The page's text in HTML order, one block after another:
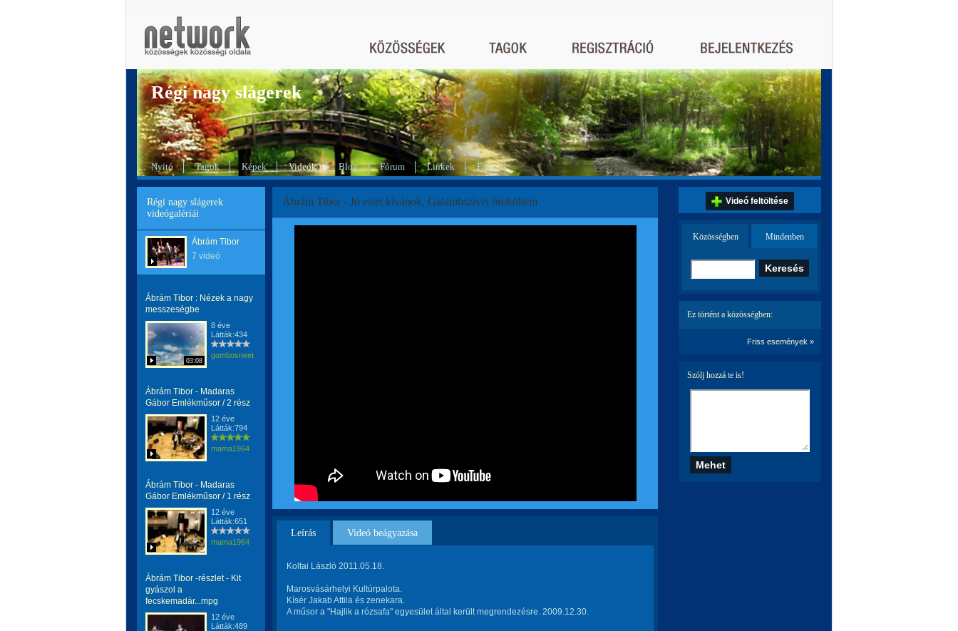
Régi nagy slágerek
Nyitó Tagok Képek Videók Blog Fórum Linkek Friss
Régi nagy slágerek
videógalériái
Ábrám Tibor
7 videó
Ábrám Tibor : Nézek a nagy
messzeségbe
03:08
8 éve
Látták:434
gombosneetus
Ábrám Tibor - Madaras
Gábor Emlékműsor / 2 rész
12 éve
Látták:794
mama1964
Ábrám Tibor - Madaras
Gábor Emlékműsor / 1 rész
12 éve
Látták:651
mama1964
Ábrám Tibor -részlet - Kit
gyászol a
fecskemadár...mpg
12 éve
Látták:489
Ábrám Tibor - Jó estét kívánok, Galambszívet örököltem
Leírás Videó beágyazása
Koltai László 2011.05.18.
Marosvásárhelyi Kultúrpalota.
Kísér Jakab Attila és zenekara.
A műsor a "Hajlik a rózsafa" egyesület által került megrendezésre. 2009.12.30.
Videó feltöltése
Közösségben Mindenben
Ez történt a közösségben:
Friss események »
Szólj hozzá te is!